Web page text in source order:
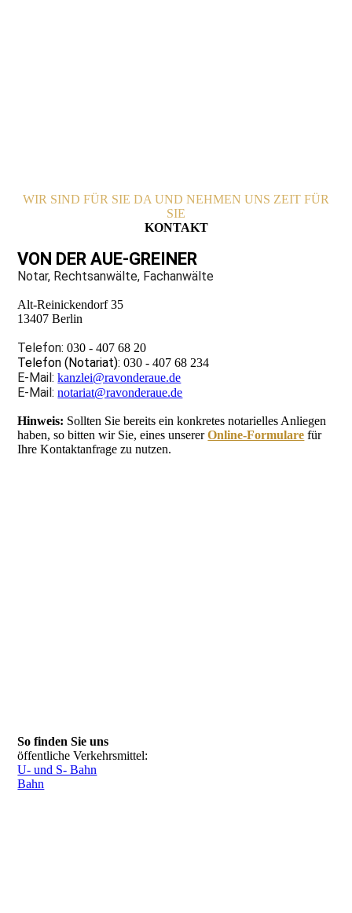
WIR SIND FÜR SIE DA UND NEHMEN UNS ZEIT FÜR
SIE
KONTAKT
VON DER AUE-GREINER
Notar, Rechtsanwälte, Fachanwälte
Alt-Reinickendorf 35
13407 Berlin
Telefon:030 - 407 68 20
Telefon (Notariat):030 - 407 68 234
E-Mail: kanzlei@ravonderaue.de
E-Mail: notariat@ravonderaue.de
Hinweis: Sollten Sie bereits ein konkretes notarielles Anliegen
haben, so bitten wir Sie, eines unsererOnline-Formulare für
Ihre Kontaktanfrage zu nutzen.
So finden Sie uns
öffentliche Verkehrsmittel:
U- und S- Bahn
Bahn